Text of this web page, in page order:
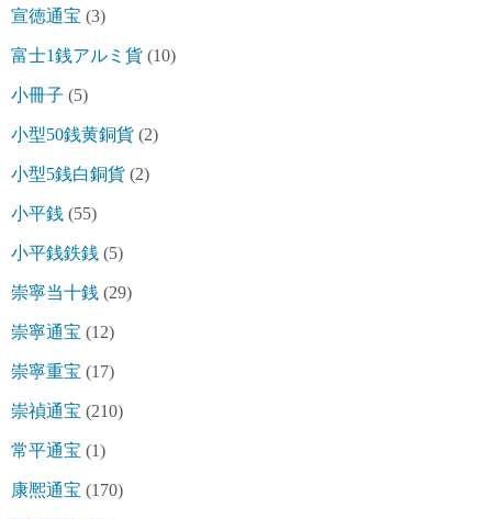
宣徳通宝 (3)
富士1銭アルミ貨 (10)
小冊子 (5)
小型50銭黄銅貨 (2)
小型5銭白銅貨 (2)
小平銭 (55)
小平銭鉄銭 (5)
崇寧当十銭 (29)
崇寧通宝 (12)
崇寧重宝 (17)
崇禎通宝 (210)
常平通宝 (1)
康熈通宝 (170)